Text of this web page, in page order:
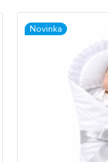
Novinka